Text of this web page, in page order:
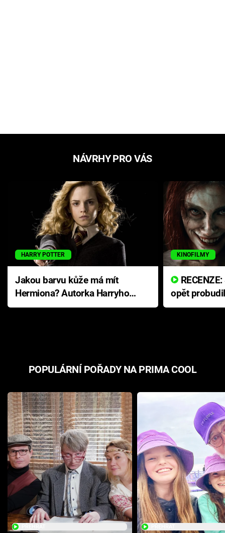
NÁVRHY PRO VÁS
HARRY POTTER
Jakou barvu kůže má mít
Hermiona? Autorka Harryho
Pottera přišla s ráznou
KINOFILMY
opět
přichází s
POPULÁRNÍ POŘADY NA PRIMA COOL